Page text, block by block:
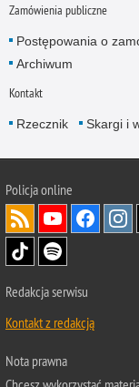
Zamówienia publiczne
Postępowania o
Archiwum
Kontakt
Rzecznik Skargi i
Policjaonline
Redakcja serwisu
Kontakt z redakcją
Nota prawna